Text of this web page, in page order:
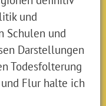
und
Schulen und
Darstellungen
Todesfolterung
Flur halte ich